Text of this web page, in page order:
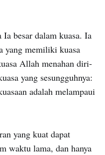
besar dalam kuasa. Ia
yang memiliki kuasa
Allah menahan diri-
yang sesungguhnya:
adalah melampaui
yang kuat dapat
waktu lama, dan hanya